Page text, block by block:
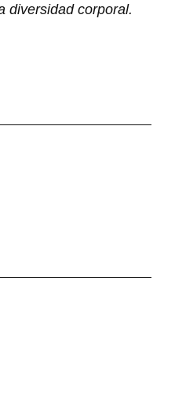
diversidad corporal.